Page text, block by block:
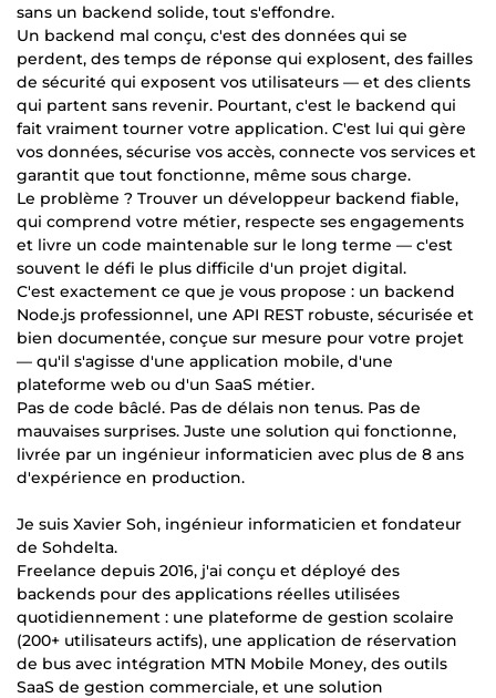
sans un backend solide, tout s'effondre.
Un backend mal conçu, c'est des données qui se
perdent, des temps de réponse qui explosent, des failles
de sécurité qui exposent vos utilisateurs — et des clients
qui partent sans revenir. Pourtant, c'est le backend qui
fait vraiment tourner votre application. C'est lui qui gère
vos données, sécurise vos accès, connecte vos services et
garantit que tout fonctionne, même sous charge.
Le problème ? Trouver un développeur backend fiable,
qui comprend votre métier, respecte ses engagements
et livre un code maintenable sur le long terme — c'est
souvent le défi le plus difficile d'un projet digital.
C'est exactement ce que je vous propose : un backend
Node.js professionnel, une API REST robuste, sécurisée et
bien documentée, conçue sur mesure pour votre projet
— qu'il s'agisse d'une application mobile, d'une
plateforme web ou d'un SaaS métier.
Pas de code bâclé. Pas de délais non tenus. Pas de
mauvaises surprises. Juste une solution qui fonctionne,
livrée par un ingénieur informaticien avec plus de 8 ans
d'expérience en production.
Je suis Xavier Soh, ingénieur informaticien et fondateur
de Sohdelta.
Freelance depuis 2016, j'ai conçu et déployé des
backends pour des applications réelles utilisées
quotidiennement : une plateforme de gestion scolaire
(200+ utilisateurs actifs), une application de réservation
de bus avec intégration MTN Mobile Money, des outils
SaaS de gestion commerciale, et une solution